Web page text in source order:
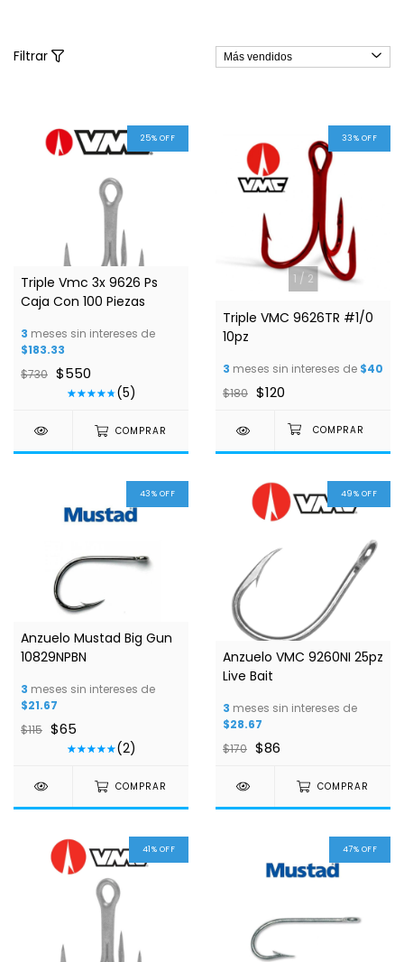
Filtrar
1/9
25% OFF
Triple Vmc 3x 9626 Ps
Caja Con 100 Piezas
3 meses sin intereses de
$183.33
$730 $550
(5)
COMPRAR
1 / 2
33% OFF
Triple VMC 9626TR #1/0
10pz
3 meses sin intereses de $40
$180 $120
1/4
43% OFF
Anzuelo Mustad Big Gun
10829NPBN
3 meses sin intereses de
$21.67
$115 $65
(2)
COMPRAR
49% OFF
Anzuelo VMC 9260NI 25pz
Live Bait
3 meses sin intereses de
$28.67
$170 $86
COMPRAR
41 % OFF 47% OFF